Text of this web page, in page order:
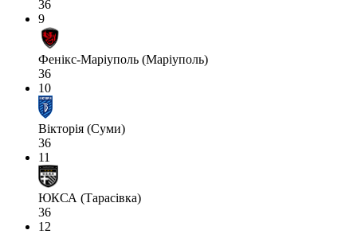
36
9
Фенікс-Маріуполь (Маріуполь)
36
10
Вікторія (Суми)
36
11
ЮКСА (Тарасівка)
36
12